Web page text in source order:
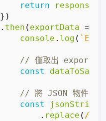
return
response
})
. then ( exportData =>
console . log (
const dataToSave
const jsonString
. replace ( /